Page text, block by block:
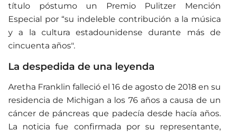
título póstumo un Premio Pulitzer Mención
Especial por “su indeleble contribución a la música
y a la cultura estadounidense durante más de
cincuenta años".
La despedida de una leyenda
Aretha Franklin falleció el 16 de agosto de 2018 en su
residencia de Michigan a los 76 años a causa de un
cáncer de páncreas que padecía desde hacía años.
La noticia fue confirmada por su representante,